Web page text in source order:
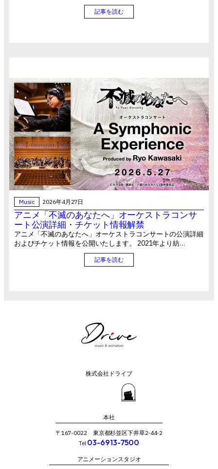
記事を読む
Music 2026年4月27日
アニメ「不滅のあなたへ」オーケストラコンサ
ート公演詳細・チケット情報解禁
アニメ「不滅のあなたへ」オーケストラコンサートの公演詳細
およびチケット情報を公開いたします。 2021年より紡…
記事を読む
株式会社ドライブ
本社
〒167-0022 東京都杉並区下井草2‐44-2
Tel 03-6913-7500
アニメーションスタジオ